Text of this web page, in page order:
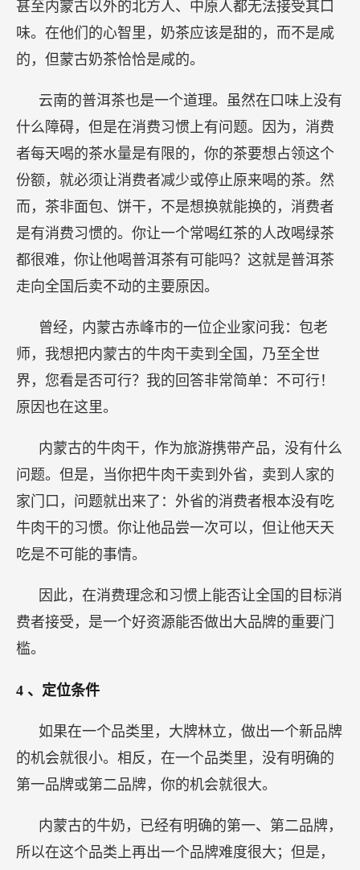
甚至内蒙古以外的北方人、中原人都无法接受其口
味。在他们的心智里，奶茶应该是甜的，而不是咸
的，但蒙古奶茶恰恰是咸的。
云南的普洱茶也是一个道理。虽然在口味上没有
什么障碍，但是在消费习惯上有问题。因为，消费
者每天喝的茶水量是有限的，你的茶要想占领这个
份额，就必须让消费者减少或停止原来喝的茶。然
而，茶非面包、饼干，不是想换就能换的，消费者
是有消费习惯的。你让一个常喝红茶的人改喝绿茶
都很难，你让他喝普洱茶有可能吗？这就是普洱茶
走向全国后卖不动的主要原因。
曾经，内蒙古赤峰市的一位企业家问我：包老
师，我想把内蒙古的牛肉干卖到全国，乃至全世
界，您看是否可行？我的回答非常简单：不可行！
原因也在这里。
内蒙古的牛肉干，作为旅游携带产品，没有什么
问题。但是，当你把牛肉干卖到外省，卖到人家的
家门口，问题就出来了：外省的消费者根本没有吃
牛肉干的习惯。你让他品尝一次可以，但让他天天
吃是不可能的事情。
因此，在消费理念和习惯上能否让全国的目标消
费者接受，是一个好资源能否做出大品牌的重要门
槛。
4 、定位条件
如果在一个品类里，大牌林立，做出一个新品牌
的机会就很小。相反，在一个品类里，没有明确的
第一品牌或第二品牌，你的机会就很大。
内蒙古的牛奶，已经有明确的第一、第二品牌，
所以在这个品类上再出一个品牌难度很大；但是，